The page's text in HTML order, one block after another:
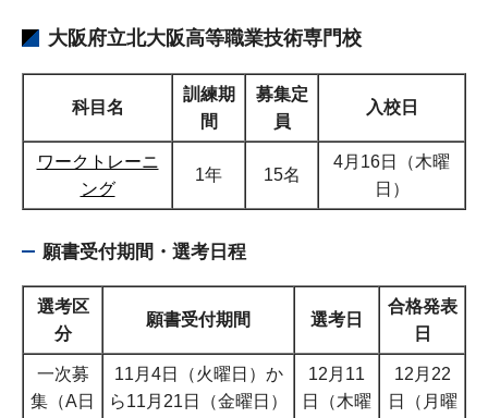
大阪府立北大阪高等職業技術専門校
科目名
訓練期
間
募集定
員
入校日
ワークトレーニ
ング
1年 15名
4月16日（木曜
日）
願書受付期間・選考日程
選考区
分
願書受付期間 選考日
合格発表
日
一次募
集（A日
11月4日（火曜日）か
ら11月21日（金曜日）
12月11
日（木曜
12月22
日（月曜